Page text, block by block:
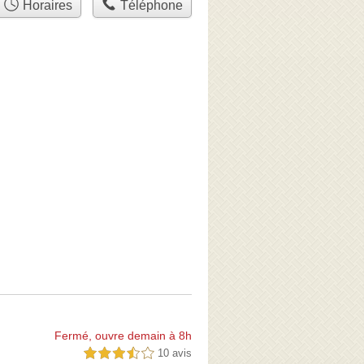
Horaires Téléphone
Fermé, ouvre demain à 8h
3,5 étoiles sur 5 10 avis